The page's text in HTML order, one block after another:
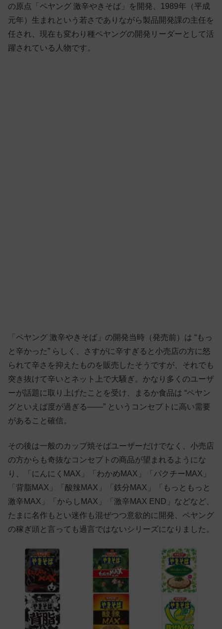
の原点「ペヤング 激辛やきそば」を開発、1989年（平成
元年）生まれという若さでありながら製品開発課の主任を
任され、現在も変わり種ペヤングの開発リーダーとして活
躍されている人物です。
「ペヤング 激辛やきそば」の開発当時（発売前）は “もっ
と辛かった” らしく、さすがに辛すぎると小売店の方に怒
られて辛さを抑えたものを販売したそうですが、それでも
突き抜けて辛いとネット上で大騒ぎ。かなり多くのユーザ
ーが話題に取り上げたことを受け、まるか食品は “ペヤン
グといえば度が過ぎる——” というコンセプトに高い需要
があること確信。
その後は一般のカップ焼そばユーザーだけでなく、小売店
の方からも奇抜なコンセプトの商品が望まれるようにな
り、「にんにくMAX」「わかめMAX」「パクチーMAX」
「背脂MAX」「酸辣MAX」「鉄分MAX」「もっともっと
激辛MAX」「からしMAX」「激辛MAX END」などなど、
たまに名作もとい迷作も混ぜつつ意欲的に開発、ペヤング
の稼ぎ頭と言っても過言ではないシリーズになりました。